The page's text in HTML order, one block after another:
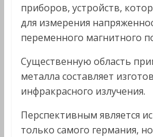
приборов, устройств,
для измерения
переменного магнитного
Существенную область
металла составляет
инфракрасного излучения.
Перспективным является
только самого германия,